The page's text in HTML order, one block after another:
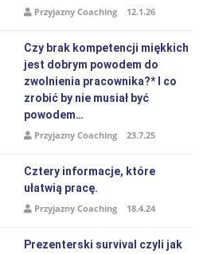
Przyjazny Coaching 12.1.26
Czy brak kompetencji miękkich
jest dobrym powodem do
zwolnienia pracownika?* I co
zrobić by nie musiał być
powodem…
Przyjazny Coaching 23.7.25
Cztery informacje, które
ułatwią pracę.
Przyjazny Coaching 18.4.24
Prezenterski survival czyli jak